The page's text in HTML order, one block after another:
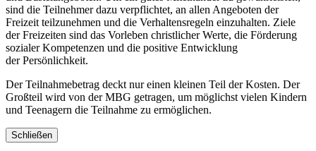
sind die Teilnehmer dazu verpflichtet, an allen Angeboten der
Freizeit teilzunehmen und die Verhaltensregeln einzuhalten. Ziele
der Freizeiten sind das Vorleben christlicher Werte, die Förderung
sozialer Kompetenzen und die positive Entwicklung
der Persönlichkeit.
Der Teilnahmebetrag deckt nur einen kleinen Teil der Kosten. Der
Großteil wird von der MBG getragen, um möglichst vielen Kindern
und Teenagern die Teilnahme zu ermöglichen.
Schließen